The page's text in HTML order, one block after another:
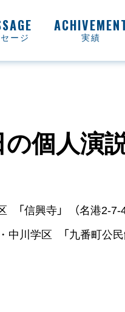
ージ 実績
の個人演
信興寺」 （名港2-7-4
学区 「九番町公民